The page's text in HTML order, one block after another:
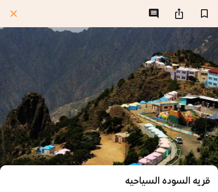
قريه السوده السياحيه